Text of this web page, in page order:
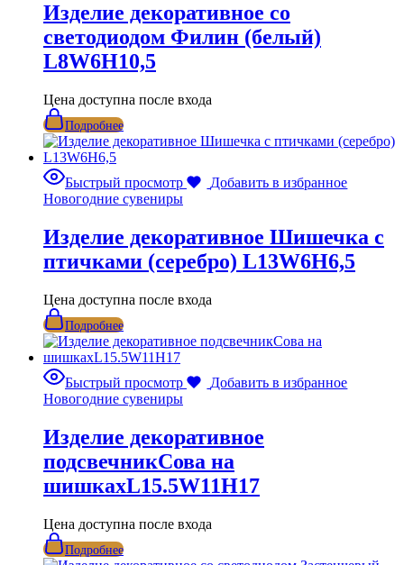
Изделие декоративное со
светодиодом Филин (белый)
L8W6H10,5
Цена доступна после входа
Подробнее
Быстрый просмотр
Добавить в избранное
Новогодние сувениры
Изделие декоративное Шишечка с
птичками (серебро) L13W6H6,5
Цена доступна после входа
Подробнее
Быстрый просмотр
Добавить в избранное
Новогодние сувениры
Изделие декоративное
подсвечникСова на
шишкахL15.5W11H17
Цена доступна после входа
Подробнее